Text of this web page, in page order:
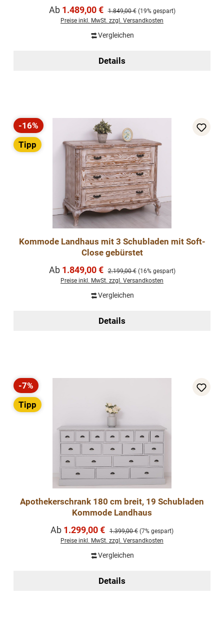
Verkaufspreis:
Ab 1.489,00 € Regulärer Preis:
1.849,00 € (19% gespart)
Preise inkl. MwSt. zzgl. Versandkosten
Vergleichen
Details
Rabatt
-16%
Tipp
Kommode Landhaus mit 3 Schubladen mit Soft-
Close gebürstet
Verkaufspreis:
Ab 1.849,00 € Regulärer Preis:
2.199,00 € (16% gespart)
Preise inkl. MwSt. zzgl. Versandkosten
Vergleichen
Details
Rabatt
-7%
Tipp
Apothekerschrank 180 cm breit, 19 Schubladen
Kommode Landhaus
Verkaufspreis:
Ab 1.299,00 € Regulärer Preis:
1.399,00 € (7% gespart)
Preise inkl. MwSt. zzgl. Versandkosten
Vergleichen
Details